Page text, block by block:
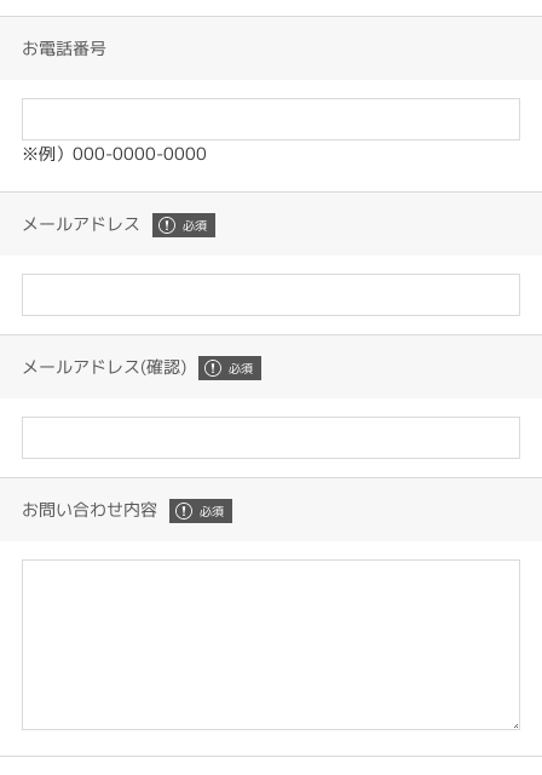
お電話番号
※例）000-0000-0000
メールアドレス
メールアドレス(確認)
お問い合わせ内容